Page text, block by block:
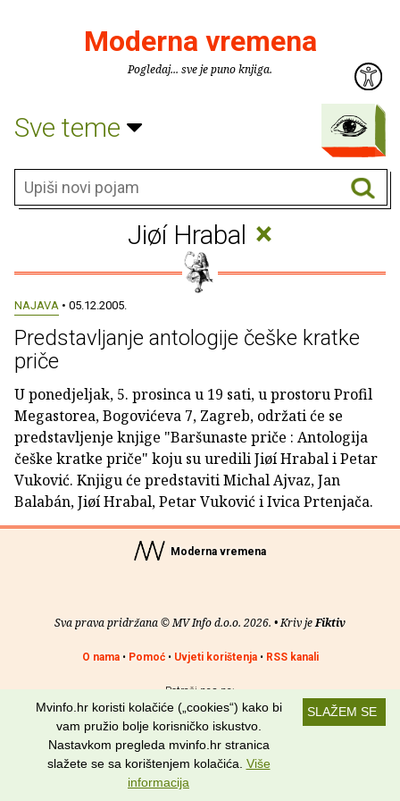
Moderna vremena
Pogledaj... sve je puno knjiga.
Sve teme
Jiøí Hrabal ×
NAJAVA • 05.12.2005.
Predstavljanje antologije češke kratke
priče
U ponedjeljak, 5. prosinca u 19 sati, u prostoru Profil
Megastorea, Bogovićeva 7, Zagreb, održati će se
predstavljenje knjige "Baršunaste priče : Antologija
češke kratke priče" koju su uredili Jiøí Hrabal i Petar
Vuković. Knjigu će predstaviti Michal Ajvaz, Jan
Balabán, Jiøí Hrabal, Petar Vuković i Ivica Prtenjača.
Moderna vremena
Sva prava pridržana © MV Info d.o.o. 2026. • Kriv jeFiktiv
O nama• Pomoć• Uvjeti korištenja• RSS kanali
Potraži nas na:
SLAŽEM SE
Mvinfo.hr koristi kolačiće („cookies“) kako bi
vam pružio bolje korisničko iskustvo.
Nastavkom pregleda mvinfo.hr stranica
slažete se sa korištenjem kolačića. Više
informacija